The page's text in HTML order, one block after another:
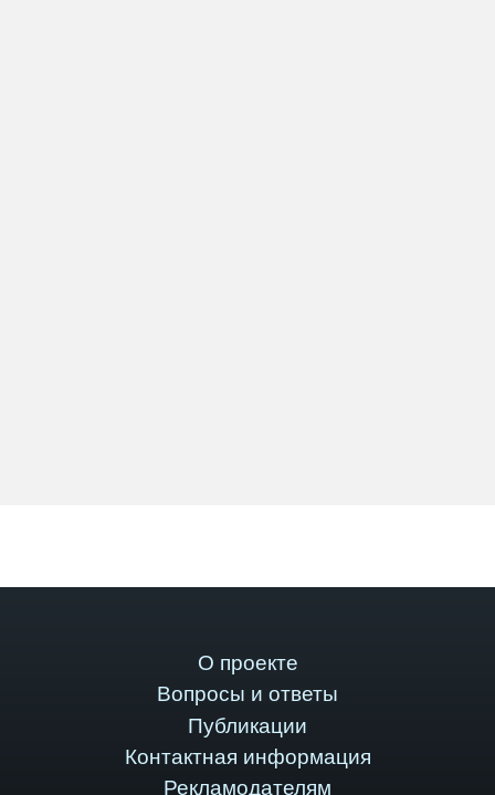
О проекте
Вопросы и ответы
Публикации
Контактная информация
Рекламодателям